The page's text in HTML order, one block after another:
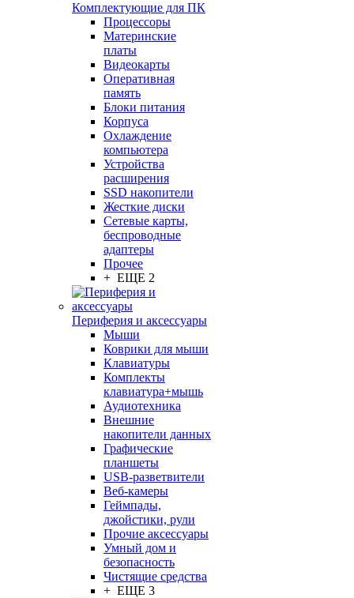
Комплектующие для ПК
Процессоры
Материнские
платы
Видеокарты
Оперативная
память
Блоки питания
Корпуса
Охлаждение
компьютера
Устройства
расширения
SSD накопители
Жесткие диски
Сетевые карты,
беспроводные
адаптеры
Прочее
+ ЕЩЕ 2
Периферия и аксессуары
Мыши
Коврики для мыши
Клавиатуры
Комплекты
клавиатура+мышь
Аудиотехника
Внешние
накопители данных
Графические
планшеты
USB-разветвители
Веб-камеры
Геймпады,
джойстики, рули
Прочие аксессуары
Умный дом и
безопасность
Чистящие средства
+ ЕЩЕ 3